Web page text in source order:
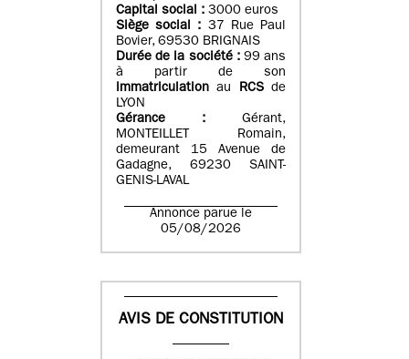
Capital social : 3000 euros
Siège social : 37 Rue Paul
Bovier, 69530 BRIGNAIS
Durée de la société : 99 ans
à partir de son
immatriculation au RCSde
LYON
Gérance :
Gérant,
MONTEILLET Romain,
demeurant 15 Avenue de
Gadagne, 69230 SAINT-
GENIS-LAVAL
Annonce parue le
05/08/2026
AVIS DE CONSTITUTION